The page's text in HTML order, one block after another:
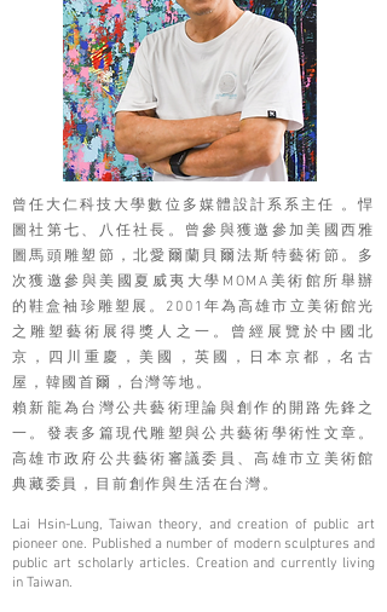
曾任大仁科技大學數位多媒體設計系系主任 。悍
圖社第七、八任社長。曾參與獲邀參加美國西雅
圖馬頭雕塑節，北愛爾蘭貝爾法斯特藝術節。多
次獲邀參與美國夏威夷大學MOMA美術館所舉辦
的鞋盒袖珍雕塑展。2001年為高雄市立美術館光
之雕塑藝術展得獎人之一。曾經展覽於中國北
京，四川重慶，美國，英國，日本京都，名古
屋，韓國首爾，台灣等地。
賴新龍為台灣公共藝術理論與創作的開路先鋒之
一。發表多篇現代雕塑與公共藝術學術性文章。
高雄市政府公共藝術審議委員、高雄市立美術館
典藏委員，目前創作與生活在台灣。
Lai Hsin-Lung, Taiwan theory, and creation of public art
pioneer one. Published a number of modern sculptures and
public art scholarly articles. Creation and currently living
in Taiwan.